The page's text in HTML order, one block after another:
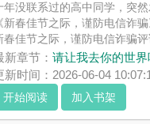
年没联系过的高中同学，突
《新春佳节之际，谨防电信诈
春佳节之际，谨防电信诈骗
新章节： 请让我去你的世界
新时间：2026-06-04
开始阅读 加入书架